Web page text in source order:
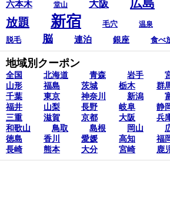
六本木 堂山 大阪
放題 新宿 毛穴 温泉
脱毛 脳 連泊 銀座 食べ
地域別クーポン
全国 北海道 青森 岩手
山形
福島 茨城 栃木 群
千葉
東京 神奈川 新潟
福井
山梨 長野 岐阜 静
三重
滋賀 京都 大阪 兵
和歌山
鳥取 島根 岡山
徳島
香川 愛媛 高知 福
長崎
熊本 大分 宮崎 鹿